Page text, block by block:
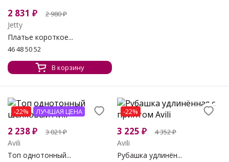
2 831 ₽ 2 980₽
Jetty
Платье короткое...
46 48 50 52
В корзину
-22% ЛУЧШАЯ ЦЕНА
2 238₽ 3 021₽
Avili
Топ однотонный...
-22%
3 225 ₽ 4 352₽
Avili
Рубашка удлинён...